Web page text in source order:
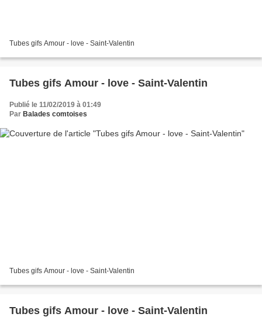
Tubes gifs Amour - love - Saint-Valentin
Tubes gifs Amour - love - Saint-Valentin
Publié le 11/02/2019 à 01:49
Par Balades comtoises
Tubes gifs Amour - love - Saint-Valentin
Tubes gifs Amour - love - Saint-Valentin